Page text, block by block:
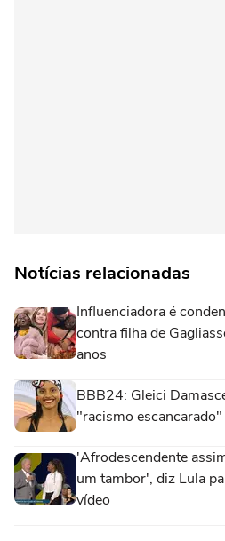
Notícias relacionadas
Influenciadora é
contra filha de
anos
BBB24: Gleici
"racismo escancarado"
'Afrodescendente
um tambor', diz Lula
vídeo